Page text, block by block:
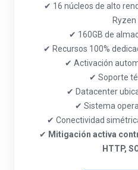
✔ 16 núcleos de alto
✔ 160GB de
✔ Recursos 100%
✔ Activación
✔ Soporte
✔ Datacenter
✔ Sistema
✔ Conectividad
✔ Mitigación activa
HTTP,